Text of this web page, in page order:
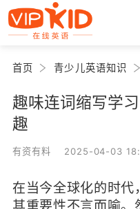
首页 青少儿英语知识
趣味连词缩写学
趣
有资有料 2025-04-03
在当今全球化的时代
其重要性不言而喻。